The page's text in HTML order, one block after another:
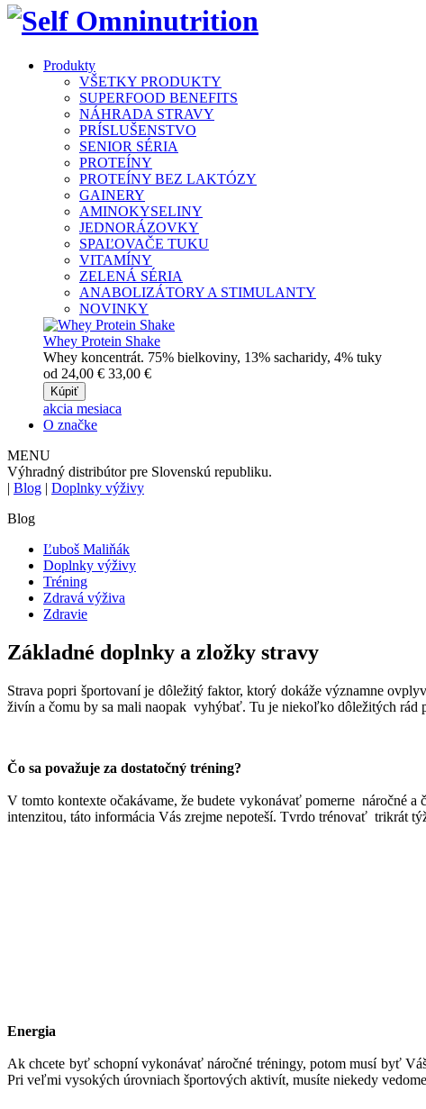
Produkty
VŠETKY PRODUKTY
SUPERFOOD BENEFITS
NÁHRADA STRAVY
PRÍSLUŠENSTVO
SENIOR SÉRIA
PROTEÍNY
PROTEÍNY BEZ LAKTÓZY
GAINERY
AMINOKYSELINY
JEDNORÁZOVKY
SPAĽOVAČE TUKU
VITAMÍNY
ZELENÁ SÉRIA
ANABOLIZÁTORY A STIMULANTY
NOVINKY
Whey Protein Shake
Whey koncentrát. 75% bielkoviny, 13% sacharidy, 4% tuky
od 24,00 € 33,00 €
Kúpiť
akcia mesiaca
O značke
MENU
Výhradný distribútor pre Slovenskú republiku.
| Blog | Doplnky výživy
Blog
Ľuboš Maliňák
Doplnky výživy
Tréning
Zdravá výživa
Zdravie
Základné doplnky a zložky stravy
Strava popri športovaní je dôležitý faktor, ktorý dokáže významne
živín a čomu by sa mali naopak vyhýbať. Tu je niekoľko dôležitých rád
Čo sa považuje za dostatočný tréning?
V tomto kontexte očakávame, že budete vykonávať pomerne náročné
intenzitou, táto informácia Vás zrejme nepoteší. Tvrdo trénovať trikrát
Energia
Ak chcete byť schopní vykonávať náročné tréningy, potom musí byť
Pri veľmi vysokých úrovniach športových aktivít, musíte niekedy